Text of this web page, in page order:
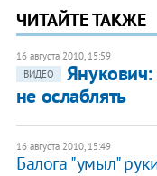
ЧИТАЙТЕ ТАКЖЕ
16 августа 2010, 15:59
ВИДЕО
не ослаблять
16 августа 2010, 15:49
Балога "умыл"